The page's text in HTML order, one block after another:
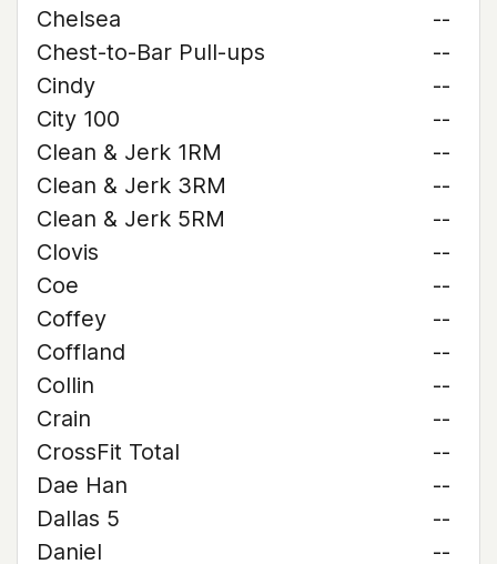
Chelsea
--
Chest-to-Bar Pull-ups
--
Cindy
--
City 100
--
Clean & Jerk 1RM
--
Clean & Jerk 3RM
--
Clean & Jerk 5RM
--
Clovis
--
Coe
--
Coffey
--
Coffland
--
Collin
--
Crain
--
CrossFit Total
--
Dae Han
--
Dallas 5
--
Daniel
--